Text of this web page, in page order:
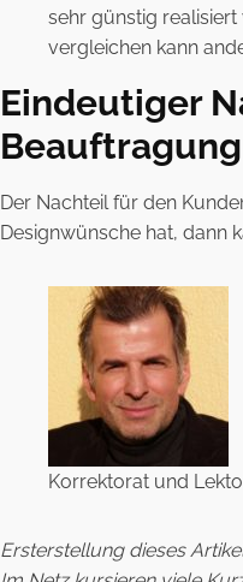
sehr günstig
vergleichen kann
Eindeutiger
Der Nachteil für den
Designwünsche hat, dann
Korrektorat und
Ersterstellung dieses